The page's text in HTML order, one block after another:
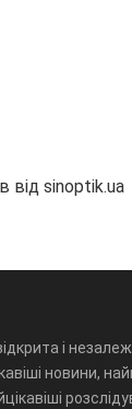
від sinoptik.ua
і
новини,